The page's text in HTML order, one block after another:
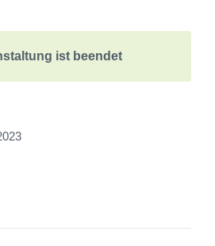
ist beendet